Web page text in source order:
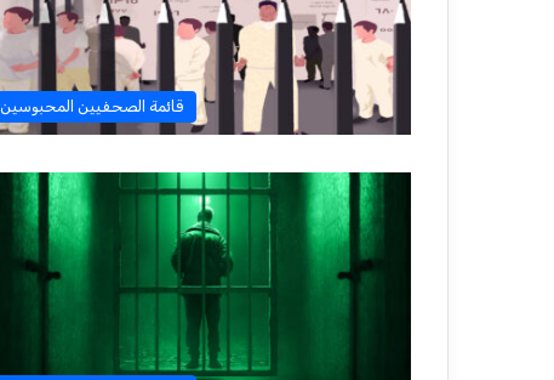
قائمة الصحفيين المحبوسين